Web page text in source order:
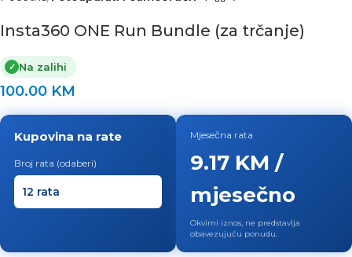
Insta360 ONE Run Bundle (za trčanje)
✓ Na zalihi
100.00 KM
Kupovina na rate
Broj rata (odaberi)
Mjesečna rata
9.17 KM /
mjesečno
Okvirni iznos, ne predstavlja
obavezujuću ponudu.